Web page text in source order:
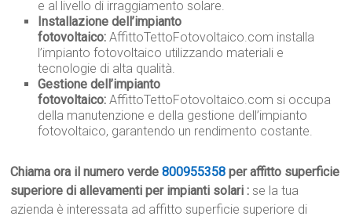
e al livello di irraggiamento solare.
Installazione dell’impianto
fotovoltaico: AffittoTettoFotovoltaico.com installa
l’impianto fotovoltaico utilizzando materiali e
tecnologie di alta qualità.
Gestione dell’impianto
fotovoltaico: AffittoTettoFotovoltaico.com si occupa
della manutenzione e della gestione dell’impianto
fotovoltaico, garantendo un rendimento costante.
Chiama ora il numero verde800955358 per affitto superficie
superiore di allevamenti per impianti solari : se la tua
azienda è interessata ad affitto superficie superiore di